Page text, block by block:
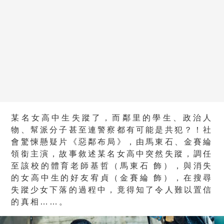
某名女高中生失蹤了，而鄰里的學生、政治人
物、幫派分子甚至連警察都有可能是共犯？！社
會驚悚懸疑片《惡鄰布局》，由馬東石、金賽綸
領銜主演，故事敘述某名女高中突然失蹤，調任
至該校的體育老師基哲（馬東石 飾），與消失
的女高中生的好友宥貞（金賽綸 飾），在搜尋
失蹤少女下落的過程中，竟得知了令人難以置信
的真相……。